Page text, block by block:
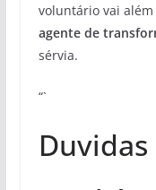
voluntário vai
agente de
sérvia.
“`